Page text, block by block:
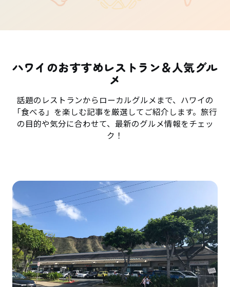
ハワイのおすすめレストラン＆人気グル
メ
話題のレストランからローカルグルメまで、ハワイの
「食べる」を楽しむ記事を厳選してご紹介します。旅行
の目的や気分に合わせて、最新のグルメ情報をチェッ
ク！